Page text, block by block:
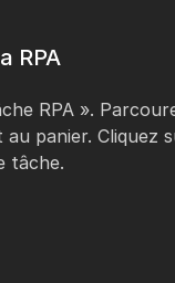
RPA
RPA ».
au panier.
tâche.